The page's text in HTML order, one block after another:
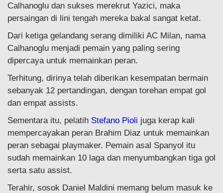
Calhanoglu dan sukses merekrut Yazici, maka
persaingan di lini tengah mereka bakal sangat ketat.
Dari ketiga gelandang serang dimiliki AC Milan, nama
Calhanoglu menjadi pemain yang paling sering
dipercaya untuk memainkan peran.
Terhitung, dirinya telah diberikan kesempatan bermain
sebanyak 12 pertandingan, dengan torehan empat gol
dan empat assists.
Sementara itu, pelatih Stefano Pioli juga kerap kali
mempercayakan peran Brahim Diaz untuk memainkan
peran sebagai playmaker. Pemain asal Spanyol itu
sudah memainkan 10 laga dan menyumbangkan tiga gol
serta satu assist.
Terahir, sosok Daniel Maldini memang belum masuk ke